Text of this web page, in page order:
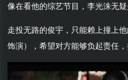
像在看他的综艺节目，李光洙无疑
走投无路的俊宇，只能赖上撞上
饰演），希望对方能够负起责任，